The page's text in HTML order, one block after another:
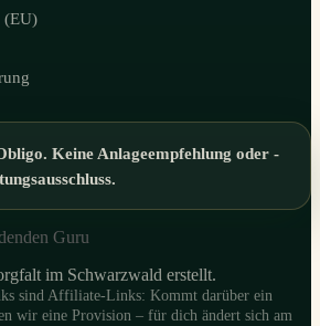
(EU)
Keine Anlageempfehlung oder -
Guru
im Schwarzwald erstellt.
sind Affiliate-Links: Kommt darüber ein
wir eine Provision – für dich ändert sich am